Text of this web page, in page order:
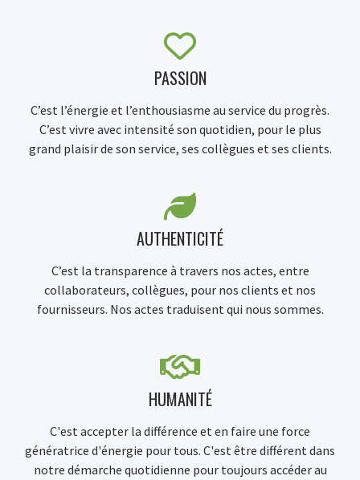
PASSION
C’est l’énergie et l’enthousiasme au service du progrès.
C’est vivre avec intensité son quotidien, pour le plus
grand plaisir de son service, ses collègues et ses clients.
AUTHENTICITÉ
C’est la transparence à travers nos actes, entre
collaborateurs, collègues, pour nos clients et nos
fournisseurs. Nos actes traduisent qui nous sommes.
HUMANITÉ
C'est accepter la différence et en faire une force
génératrice d'énergie pour tous. C'est être différent dans
notre démarche quotidienne pour toujours accéder au